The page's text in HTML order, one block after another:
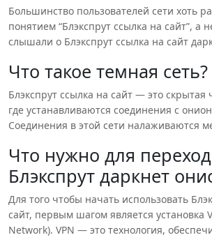
Большинство пользователей сети хоть
понятием “Блэкспрут ссылка на сайт”, а
слышали о Блэкспрут ссылка на сайт
слухами и мифами. Когда же возникает
пользователи начинают искать способы
Блэкспрут даркнет ссылка. Давайте
Блэкспрут ссылка на сайт и как в нее
рассмотрим процесс перехода на один из
именно, mega даркнет , ссылка на
предоставлена далее
Что такое темная сеть?
Блэкспрут ссылка на сайт — это скрытая
где устанавливаются соединения с
Соединения в этой сети налаживаются
протоколов. Одним из главных отличий
обычной является обеспечение
пользователя. Здесь пользователи
беспокоясь о том, что их активности
Что нужно для
Блэкспрут даркнет
Для того чтобы начать использовать
сайт, первым шагом является установка
Network). VPN — это технология,